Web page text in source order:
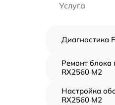
Услуга
Диагностика
Ремонт блока
RX2560 M2
Настройка
RX2560 M2